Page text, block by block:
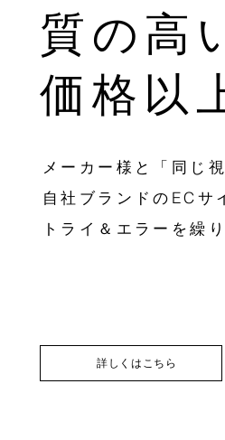
質の高
価格以
メーカー様と「同じ
自社ブランドのECサ
トライ＆エラーを繰
詳しくはこちら